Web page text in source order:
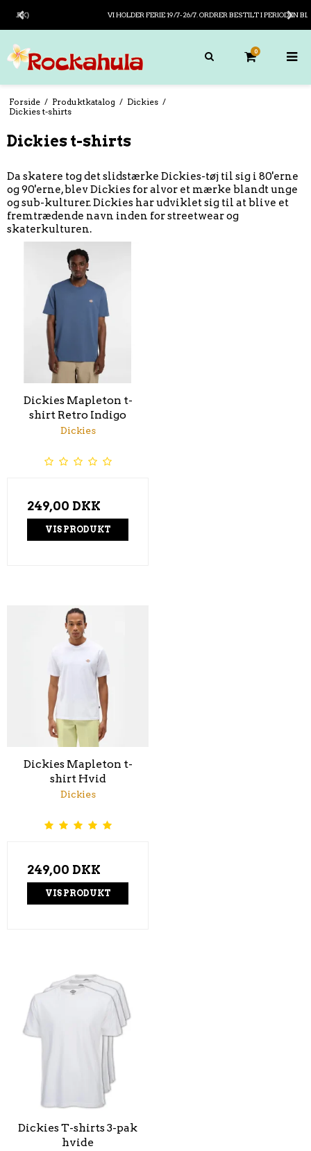
GRATIS FRAGT PÅ KØB OVER 799,- ( I DANMARK)
0
Forside / Produktkatalog / Dickies /
Dickies t-shirts
Dickies t-shirts
Da skatere tog det slidstærke Dickies-tøj til sig i 80'erne
og 90'erne, blev Dickies for alvor et mærke blandt unge
og sub-kulturer. Dickies har udviklet sig til at blive et
fremtrædende navn inden for streetwear og
skaterkulturen.
Dickies Mapleton t-
shirt Retro Indigo
Dickies
249,00 DKK
VIS PRODUKT
Dickies Mapleton t-
shirt Hvid
Dickies
249,00 DKK
VIS PRODUKT
Dickies T-shirts 3-pak
hvide